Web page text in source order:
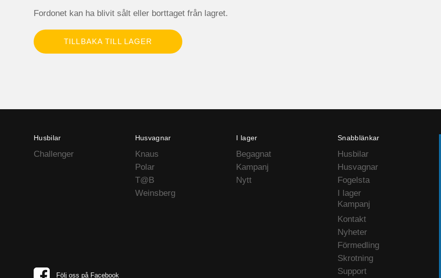
Fordonet kan ha blivit sålt eller borttaget från lagret.
TILLBAKA TILL LAGER
Husbilar
Challenger
Husvagnar
Knaus
Polar
T@B
Weinsberg
I lager
Begagnat
Kampanj
Nytt
Snabblänkar
Husbilar
Husvagnar
Fogelsta
I lager
Kampanj
Kontakt
Nyheter
Förmedling
Skrotning
Support
Följ oss på Facebook